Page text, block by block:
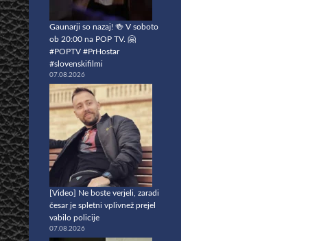
Gaunarji so nazaj! 🍻 V soboto
ob 20:00 na POP TV. 🤗
#POPTV #PrHostar
#slovenskifilmi
07.08.2026
[Video] Ne boste verjeli, zaradi
česar je spletni vplivnež prejel
vabilo policije
07.08.2026